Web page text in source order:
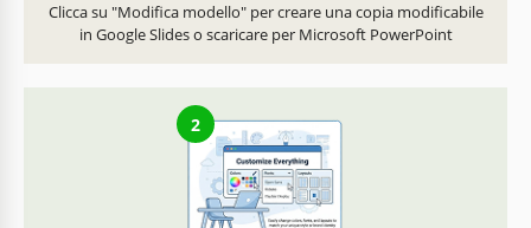
Clicca su "Modifica modello" per creare una copia modificabile
in Google Slides o scaricare per Microsoft PowerPoint
2